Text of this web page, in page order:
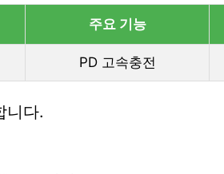
주요 기능
PD 고속충전
니다.